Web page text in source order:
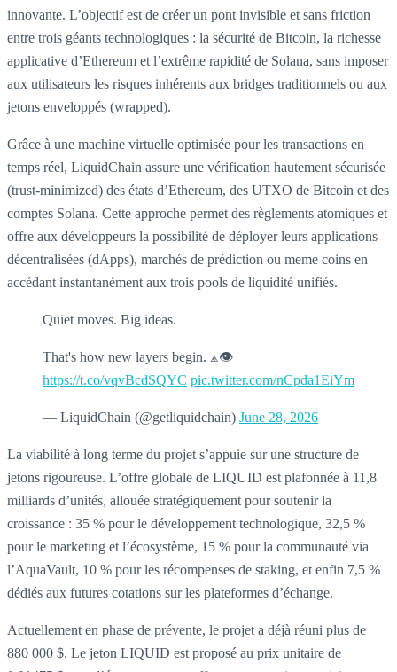
innovante. L’objectif est de créer un pont invisible et sans friction
entre trois géants technologiques : la sécurité de Bitcoin, la richesse
applicative d’Ethereum et l’extrême rapidité de Solana, sans imposer
aux utilisateurs les risques inhérents aux bridges traditionnels ou aux
jetons enveloppés (wrapped).
Grâce à une machine virtuelle optimisée pour les transactions en
temps réel, LiquidChain assure une vérification hautement sécurisée
(trust-minimized) des états d’Ethereum, des UTXO de Bitcoin et des
comptes Solana. Cette approche permet des règlements atomiques et
offre aux développeurs la possibilité de déployer leurs applications
décentralisées (dApps), marchés de prédiction ou meme coins en
accédant instantanément aux trois pools de liquidité unifiés.
Quiet moves. Big ideas.
That's how new layers begin. ⟁👁
https://t.co/vqvBcdSQYC pic.twitter.com/nCpda1EiYm
— LiquidChain (@getliquidchain) June 28, 2026
La viabilité à long terme du projet s’appuie sur une structure de
jetons rigoureuse. L’offre globale de LIQUID est plafonnée à 11,8
milliards d’unités, allouée stratégiquement pour soutenir la
croissance : 35 % pour le développement technologique, 32,5 %
pour le marketing et l’écosystème, 15 % pour la communauté via
l’AquaVault, 10 % pour les récompenses de staking, et enfin 7,5 %
dédiés aux futures cotations sur les plateformes d’échange.
Actuellement en phase de prévente, le projet a déjà réuni plus de
880 000 $. Le jeton LIQUID est proposé au prix unitaire de